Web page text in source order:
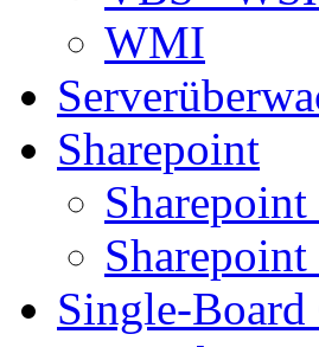
WMI
Sharepoint
Single-